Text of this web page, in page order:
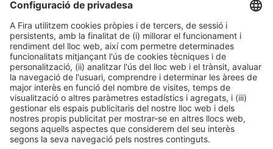
Tornar a la secció Bizrecursos
Post Anterior
Newus Agency